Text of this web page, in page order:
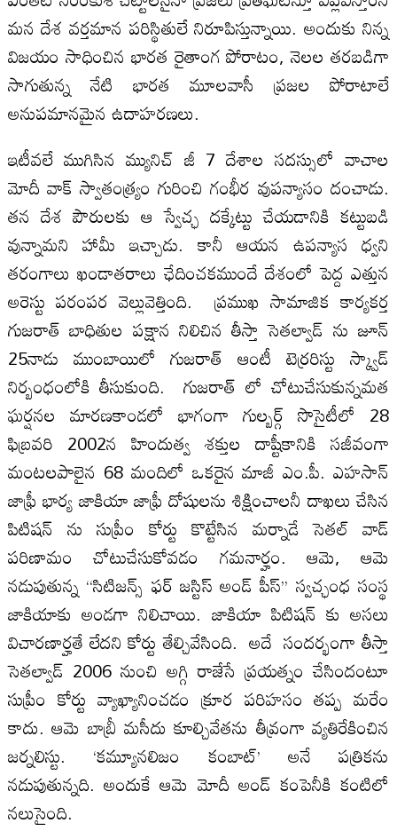
మన దేశ వర్తమాన పరిస్థితులే నిరూపిస్తున్నాయి. అందుకు నిన్న
విజయం సాధించిన భారత రైతాంగ పోరాటం, నెలల తరబడిగా
సాగుతున్న నేటి భారత మూలవాసీ ప్రజల పోరాటాలే
అనుపమానమైన ఉదాహరణలు.
ఇటీవలే ముగిసిన మ్యునిచ్ జీ 7 దేశాల సదస్సులో వాచాల
మోదీ వాక్ స్వాతంత్ర్యం గురించి గంభీర వుపన్యాసం దంచాడు.
తన దేశ పౌరులకు ఆ స్వేచ్ఛ దక్కేట్టు చేయడానికి కట్టుబడి
వున్నామని హామీ ఇచ్చాడు. కానీ ఆయన ఉపన్యాస ధ్వని
తరంగాలు ఖండాతరాలు ఛేదించకముందే దేశంలో పెద్ద ఎత్తున
అరెస్టు పరంపర వెల్లువెత్తింది. ప్రముఖ సామాజిక కార్యకర్త
గుజరాత్ బాధితుల పక్షాన నిలిచిన తీస్తా సెతల్వాడ్ ను జూన్
25నాడు ముంబాయిలో గుజరాత్ ఆంటీ టెర్రరిస్టు స్క్వాడ్
నిర్బంధంలోకి తీసుకుంది. గుజరాత్ లో చోటుచేసుకున్నమత
ఘర్షనల మారణకాండలో భాగంగా గుల్బర్గ్ సొసైటీలో 28
ఫిబ్రవరి 2002న హిందుత్వ శక్తుల దాష్టీకానికి సజీవంగా
మంటలపాలైన 68 మందిలో ఒకరైన మాజీ ఎం.పీ. ఎహసాన్
జాఫ్రీ భార్య జాకియా జాఫ్రీ దోషులను శిక్షించాలనీ దాఖలు చేసిన
పిటిషన్ ను సుప్రీం కోర్టు కొట్టేసిన మర్నాడే సెతల్ వాడ్
పరిణామం చోటుచేసుకోవడం గమనార్హం. ఆమె, ఆమె
నడుపుతున్న ‘‘సిటిజన్స్ ఫర్ జస్టిస్ అండ్ పీస్’’ స్వచ్ఛంధ సంస్థ
జాకియాకు అండగా నిలిచాయి. జాకియా పిటిషన్ కు అసలు
విచారణార్హతే లేదని కోర్టు తేల్చివేసింది. అదే సందర్భంగా తీస్తా
సెతల్వాడ్ 2006 నుంచి అగ్గి రాజేసే ప్రయత్నం చేసిందంటూ
సుప్రీం కోర్టు వ్యాఖ్యానించడం క్రూర పరిహసం తప్ప మరేం
కాదు. ఆమె బాబ్రీ మసీదు కూల్చివేతను తీవ్రంగా వ్యతిరేకించిన
జర్నలిస్టు. ‘కమ్యూనలిజం కంబాట్’ అనే పత్రికను
నడుపుతున్నది. అందుకే ఆమె మోదీ అండ్ కంపెనీకి కంటిలో
నలుసైంది.